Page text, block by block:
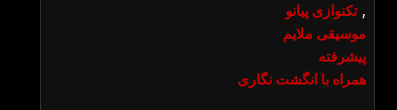
تکنوازی پیانو,
موسیقی ملایم
پیشرفته
همراه با انگشت نگاری